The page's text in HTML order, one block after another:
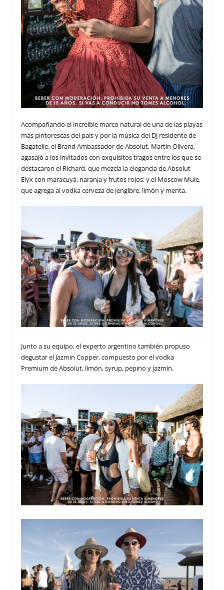
Acompañando el increíble marco natural de una de las playas
más pintorescas del país y por la música del DJ residente de
Bagatelle, el Brand Ambassador de Absolut, Martín Olivera,
agasajó a los invitados con exquisitos tragos entre los que se
destacaron el Richard, que mezcla la elegancia de Absolut
Elyx con maracuyá, naranja y frutos rojos; y el Moscow Mule,
que agrega al vodka cerveza de jengibre, limón y menta.
Junto a su equipo, el experto argentino también propuso
degustar el Jazmin Copper, compuesto por el vodka
Premium de Absolut, limón, syrup, pepino y jazmín.